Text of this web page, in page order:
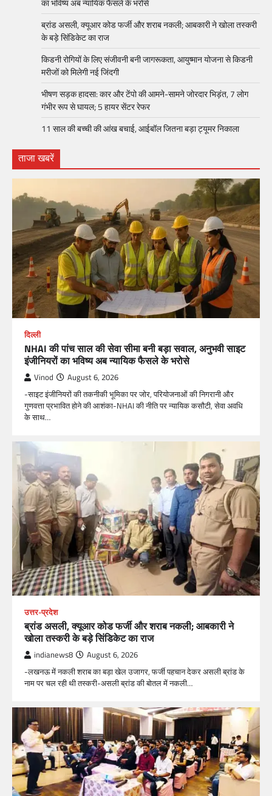
का भविष्य अब न्यायिक फैसले के भरोसे
ब्रांड असली, क्यूआर कोड फर्जी और शराब नकली; आबकारी ने खोला तस्करी
के बड़े सिंडिकेट का राज
किडनी रोगियों के लिए संजीवनी बनी जागरूकता, आयुष्मान योजना से किडनी
मरीजों को मिलेगी नई जिंदगी
भीषण सड़क हादसा: कार और टेंपो की आमने-सामने जोरदार भिड़ंत, 7 लोग
गंभीर रूप से घायल; 5 हायर सेंटर रेफर​
11 साल की बच्ची की आंख बचाई, आईबॉल जितना बड़ा ट्यूमर निकाला
ताजा खबरें
दिल्ली
NHAI की पांच साल की सेवा सीमा बनी बड़ा सवाल, अनुभवी साइट
इंजीनियरों का भविष्य अब न्यायिक फैसले के भरोसे
Vinod August 6, 2026
-साइट इंजीनियरों की तकनीकी भूमिका पर जोर, परियोजनाओं की निगरानी और
गुणवत्ता प्रभावित होने की आशंका-NHAI की नीति पर न्यायिक कसौटी, सेवा अवधि
के साथ…
उत्तर-प्रदेश
ब्रांड असली, क्यूआर कोड फर्जी और शराब नकली; आबकारी ने
खोला तस्करी के बड़े सिंडिकेट का राज
indianews8 August 6, 2026
-लखनऊ में नकली शराब का बड़ा खेल उजागर, फर्जी पहचान देकर असली ब्रांड के
नाम पर चल रही थी तस्करी-असली ब्रांड की बोतल में नकली…